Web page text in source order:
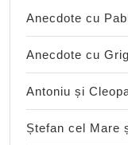
Anecdote cu
Anecdote cu
Antoniu și
Ștefan cel Mare